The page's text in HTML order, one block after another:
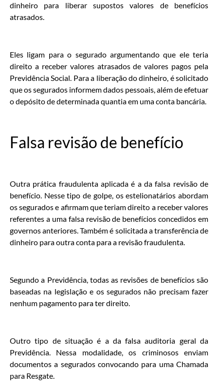
dinheiro para liberar supostos valores de benefícios
atrasados.
Eles ligam para o segurado argumentando que ele teria
direito a receber valores atrasados de valores pagos pela
Previdência Social. Para a liberação do dinheiro, é solicitado
que os segurados informem dados pessoais, além de efetuar
o depósito de determinada quantia em uma conta bancária.
Falsa revisão de benefício
Outra prática fraudulenta aplicada é a da falsa revisão de
benefício. Nesse tipo de golpe, os estelionatários abordam
os segurados e afirmam que teriam direito a receber valores
referentes a uma falsa revisão de benefícios concedidos em
governos anteriores. Também é solicitada a transferência de
dinheiro para outra conta para a revisão fraudulenta.
Segundo a Previdência, todas as revisões de benefícios são
baseadas na legislação e os segurados não precisam fazer
nenhum pagamento para ter direito.
Outro tipo de situação é a da falsa auditoria geral da
Previdência. Nessa modalidade, os criminosos enviam
documentos a segurados convocando para uma Chamada
para Resgate.